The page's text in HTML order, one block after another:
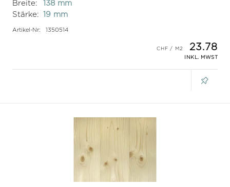
Breite:
138 mm
Stärke: 19 mm
Artikel-Nr: 1350514
23.78
INKL. MWST